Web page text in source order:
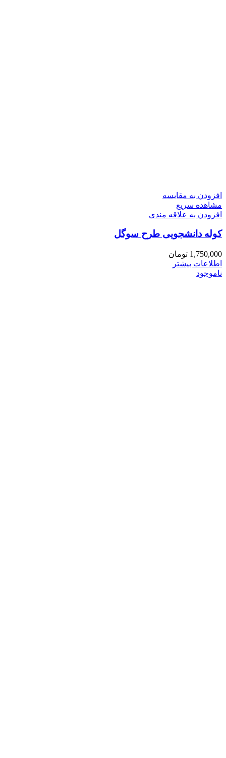
افزودن به مقایسه
مشاهده سریع
افزودن به علاقه مندی
کوله دانشجویی طرح سوگل
1,750,000 تومان
اطلاعات بیشتر
ناموجود